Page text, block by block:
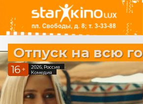
Отпуск на всю
16 +
2026, Россия
Комедия